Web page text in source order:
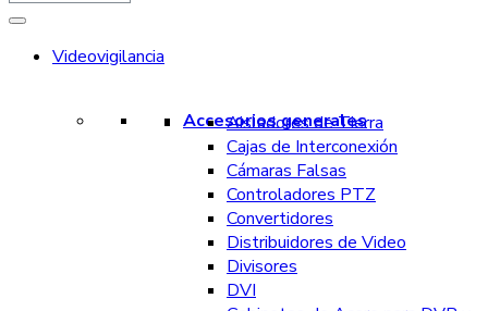
Videovigilancia
Accesorios generales
Aisladores de Tierra
Cajas de Interconexión
Cámaras Falsas
Controladores PTZ
Convertidores
Distribuidores de Video
Divisores
DVI